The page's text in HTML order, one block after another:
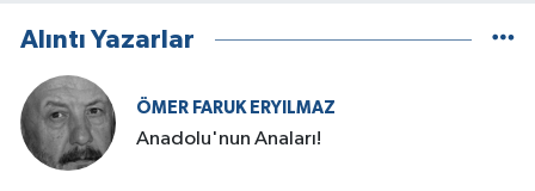
Alıntı Yazarlar
ÖMER FARUK ERYILMAZ
Anadolu'nun Anaları!